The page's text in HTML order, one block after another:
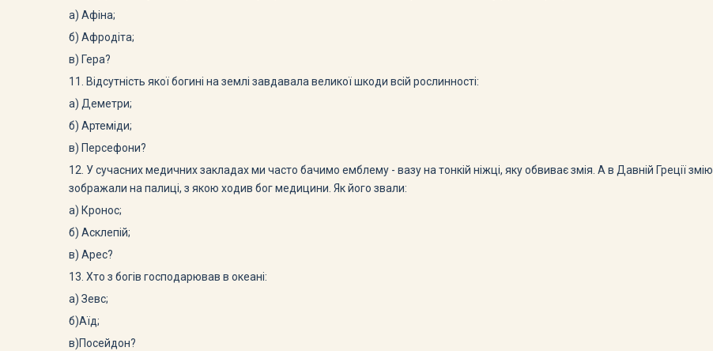
а) Афіна;
б) Афродіта;
в) Гера?
11. Відсутність якої богині на землі завдавала великої шкоди всій рослинності:
а) Деметри;
б) Артеміди;
в) Персефони?
12. У сучасних медичних закладах ми часто бачимо емб­лему - вазу на тонкій ніжці, яку обвиває змія. А в Давній Греції змію
зображали на палиці, з якою ходив бог медици­ни. Як його звали:
а) Кронос;
б) Асклепій;
в) Арес?
13. Хто з богів господарював в океані:
а) Зевс;
б)Аїд;
в)Посейдон?